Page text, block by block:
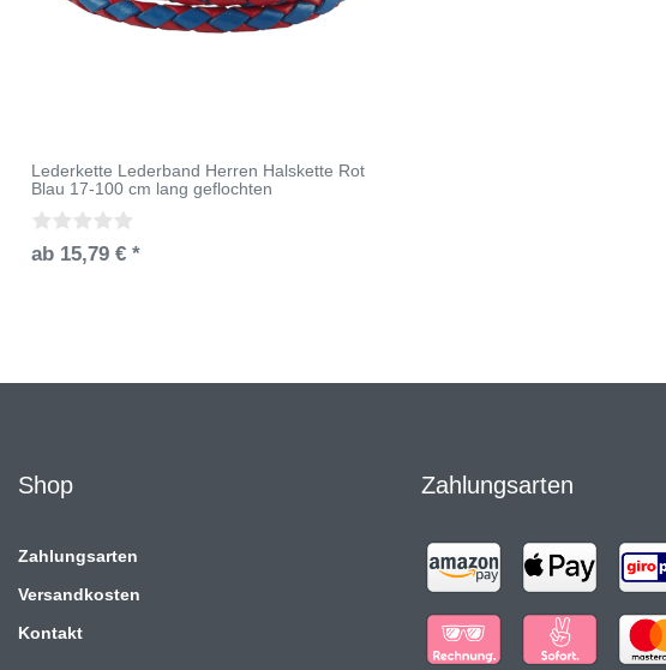
Lederkette Lederband Herren Halskette Rot
Blau 17-100 cm lang geflochten
ab 15,79 € *
Shop
Zahlungsarten
Versandkosten
Kontakt
Zahlungsarten